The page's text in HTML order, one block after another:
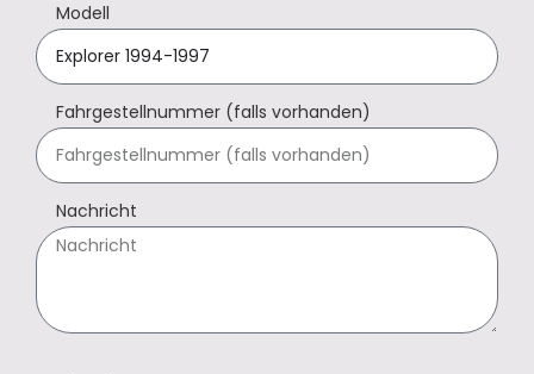
Modell
Fahrgestellnummer (falls vorhanden)
Nachricht